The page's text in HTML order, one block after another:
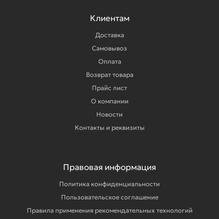
Клиентам
Доставка
Самовывоз
Оплата
Возврат товара
Прайс лист
О компании
Новости
Контакты и реквизиты
Правовая информация
Политика конфиденциальности
Пользовательское соглашение
Правила применения рекомендательных технологий